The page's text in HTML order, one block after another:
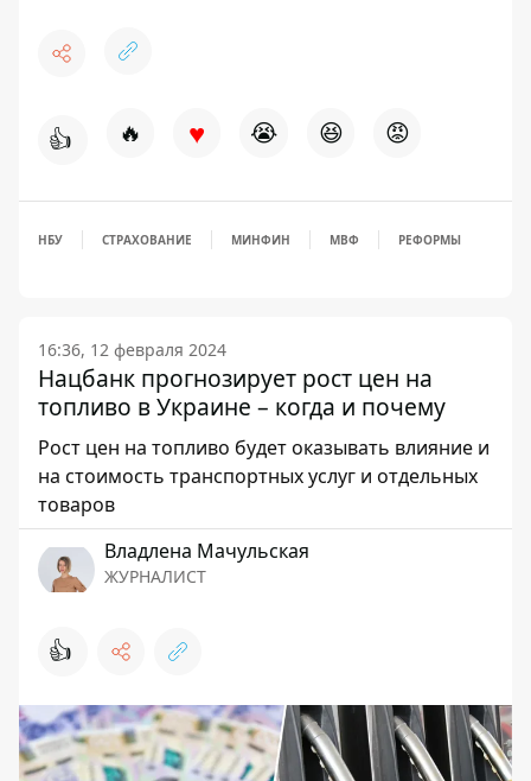
👍 🔥 ♥ 😭 😆 😡
НБУ СТРАХОВАНИЕ МИНФИН МВФ РЕФОРМЫ
16:36, 12 февраля 2024
Нацбанк прогнозирует рост цен на
топливо в Украине – когда и почему
Рост цен на топливо будет оказывать влияние и
на стоимость транспортных услуг и отдельных
товаров
Владлена Мачульская
ЖУРНАЛИСТ
👍